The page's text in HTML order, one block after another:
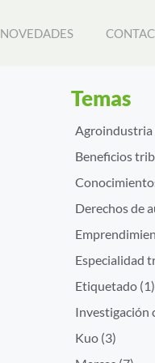
NOVEDADES
Temas
Agroindustria
Beneficios
Derechos de
Especialidad
Etiquetado(1)
Investigación
Kuo(3)